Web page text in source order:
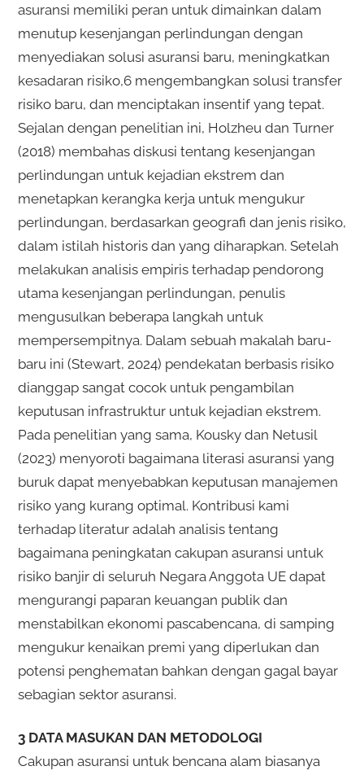
asuransi memiliki peran untuk dimainkan dalam
menutup kesenjangan perlindungan dengan
menyediakan solusi asuransi baru, meningkatkan
kesadaran risiko,6 mengembangkan solusi transfer
risiko baru, dan menciptakan insentif yang tepat.
Sejalan dengan penelitian ini, Holzheu dan Turner
(2018) membahas diskusi tentang kesenjangan
perlindungan untuk kejadian ekstrem dan
menetapkan kerangka kerja untuk mengukur
perlindungan, berdasarkan geografi dan jenis risiko,
dalam istilah historis dan yang diharapkan. Setelah
melakukan analisis empiris terhadap pendorong
utama kesenjangan perlindungan, penulis
mengusulkan beberapa langkah untuk
mempersempitnya. Dalam sebuah makalah baru-
baru ini (Stewart, 2024) pendekatan berbasis risiko
dianggap sangat cocok untuk pengambilan
keputusan infrastruktur untuk kejadian ekstrem.
Pada penelitian yang sama, Kousky dan Netusil
(2023) menyoroti bagaimana literasi asuransi yang
buruk dapat menyebabkan keputusan manajemen
risiko yang kurang optimal. Kontribusi kami
terhadap literatur adalah analisis tentang
bagaimana peningkatan cakupan asuransi untuk
risiko banjir di seluruh Negara Anggota UE dapat
mengurangi paparan keuangan publik dan
menstabilkan ekonomi pascabencana, di samping
mengukur kenaikan premi yang diperlukan dan
potensi penghematan bahkan dengan gagal bayar
sebagian sektor asuransi.
3 DATA MASUKAN DAN METODOLOGI
Cakupan asuransi untuk bencana alam biasanya